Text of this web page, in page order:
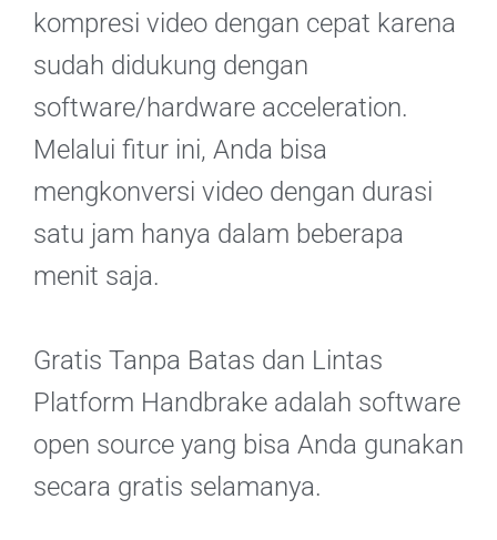
kompresi video dengan cepat karena
sudah didukung dengan
software/hardware acceleration.
Melalui fitur ini, Anda bisa
mengkonversi video dengan durasi
satu jam hanya dalam beberapa
menit saja.
Gratis Tanpa Batas dan Lintas
Platform Handbrake adalah software
open source yang bisa Anda gunakan
secara gratis selamanya.